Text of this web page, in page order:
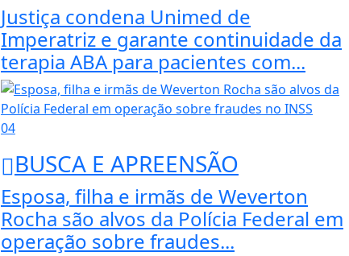
Justiça condena Unimed de
Imperatriz e garante continuidade da
terapia ABA para pacientes com...
04
BUSCA E APREENSÃO
Esposa, filha e irmãs de Weverton
Rocha são alvos da Polícia Federal em
operação sobre fraudes...